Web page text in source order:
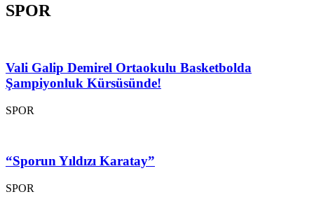
SPOR
Vali Galip Demirel Ortaokulu Basketbolda
Şampiyonluk Kürsüsünde!
SPOR
“Sporun Yıldızı Karatay”
SPOR